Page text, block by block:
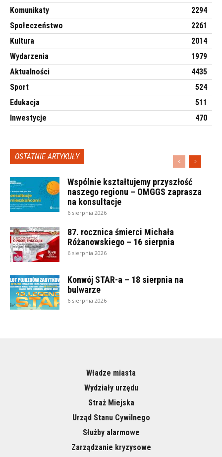
Komunikaty
2294
Społeczeństwo
2261
Kultura
2014
Wydarzenia
1979
Aktualności
4435
Sport
524
Edukacja
511
Inwestycje
470
OSTATNIE ARTYKUŁY
Wspólnie kształtujemy przyszłość
naszego regionu – OMGGS zaprasza
na konsultacje
6 sierpnia 2026
87. rocznica śmierci Michała
Różanowskiego – 16 sierpnia
6 sierpnia 2026
Konwój STAR-a – 18 sierpnia na
bulwarze
6 sierpnia 2026
Władze miasta
Wydziały urzędu
Straż Miejska
Urząd Stanu Cywilnego
Służby alarmowe
Zarządzanie kryzysowe